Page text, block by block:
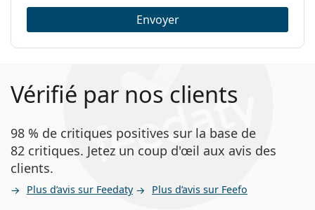
Envoyer
Vérifié par nos clients
98 % de critiques positives sur la base de
82 critiques. Jetez un coup d'œil aux avis des
clients.
Plus d’avis sur Feedaty Plus d’avis sur Feefo